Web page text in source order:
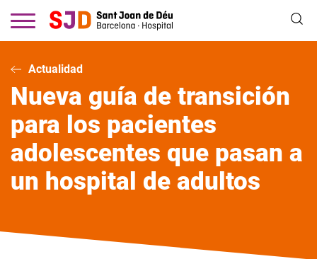
contenido
Actualidad
Nueva guía de transición
para los pacientes
adolescentes que pasan a
un hospital de adultos